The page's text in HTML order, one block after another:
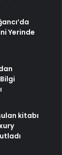
Yerinde
kitabı